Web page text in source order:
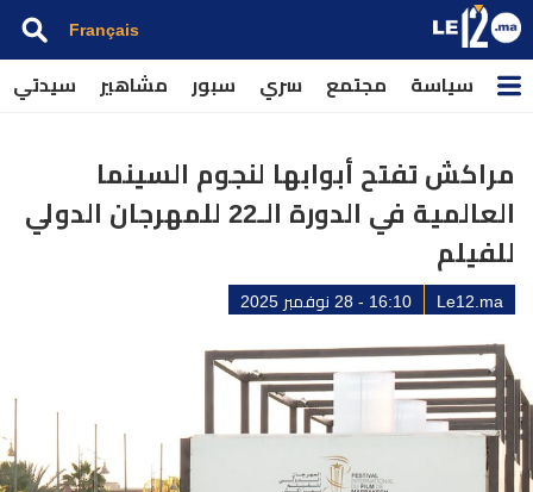
Français
سياسة مجتمع سري سبور مشاهير سيدتي
مراكش تفتح أبوابها لنجوم السينما
العالمية في الدورة الـ22 للمهرجان الدولي
للفيلم
Le12.ma 16:10 - 28 نوفمبر 2025